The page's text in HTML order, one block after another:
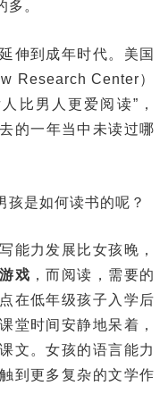
。
伸到成年时代。美国
Research Center）
比男人更爱阅读”，
的一年当中未读过哪
孩是如何读书的呢？
能力发展比女孩晚，
戏 ，而阅读，需要的
在低年级孩子入学后
堂时间安静地呆着，
文。女孩的语言能力
到更多复杂的文学作